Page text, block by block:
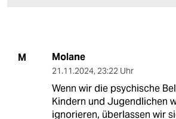
M Molane
21.11.2024, 23:22 Uhr
Wenn wir die psychische
Kindern und Jugendlichen
ignorieren, überlassen wir